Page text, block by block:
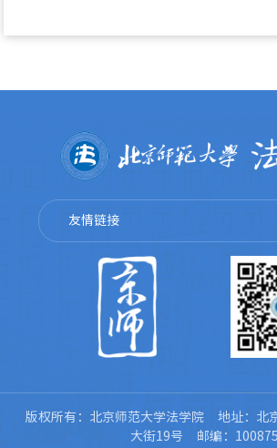
友情链接
版权所有：北京师范大学法学院 地址：北
大街19号 邮编：100875